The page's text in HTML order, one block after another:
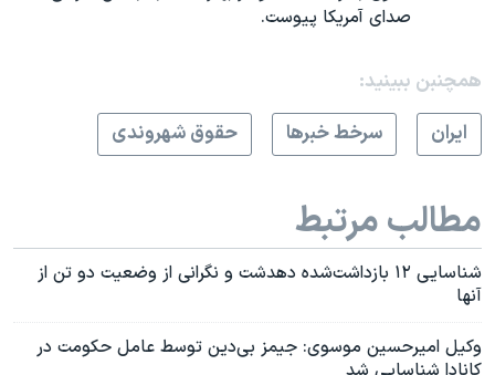
صدای آمریکا پیوست.
همچنبن ببینید:
ايران
سرخط خبرها حقوق شهروندی
مطالب مرتبط
شناسایی ۱۲ بازداشت‌شده دهدشت و نگرانی از وضعیت دو تن از
آنها
وکیل امیرحسین موسوی: جیمز بی‌دین توسط عامل حکومت در